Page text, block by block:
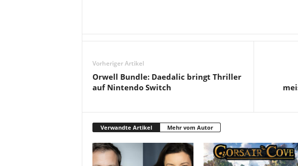
Vorheriger Artikel
Orwell Bundle: Daedalic bringt Thriller
auf Nintendo Switch
Verwandte Artikel Mehr vom Autor